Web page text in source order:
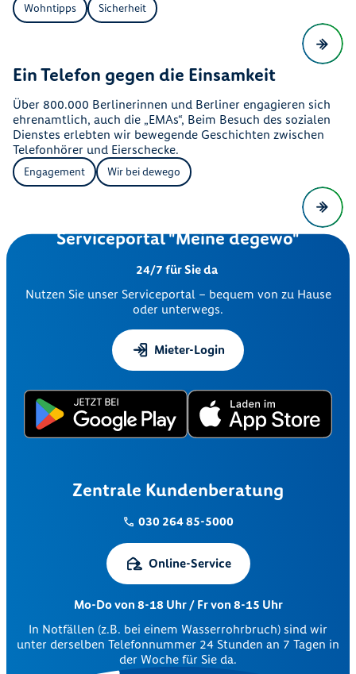
Wohntipps Sicherheit
Ein Telefon gegen die Einsamkeit
Über 800.000 Berlinerinnen und Berliner engagieren sich
ehrenamtlich, auch die „EMAs“, Beim Besuch des sozialen
Dienstes erlebten wir bewegende Geschichten zwischen
Telefonhörer und Eierschecke.
Engagement Wir bei dewego
Serviceportal "Meine degewo"
24/7 für Sie da
Nutzen Sie unser Serviceportal – bequem von zu Hause
oder unterwegs.
Mieter-Login
Zentrale Kundenberatung
030 264 85-5000
Online-Service
Mo-Do von 8-18 Uhr / Fr von 8-15 Uhr
In Notfällen (z.B. bei einem Wasserrohrbruch) sind wir
unter derselben Telefonnummer 24 Stunden an 7 Tagen in
der Woche für Sie da.